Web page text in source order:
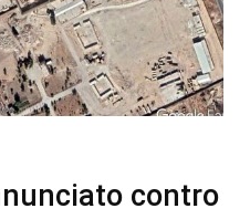
contro